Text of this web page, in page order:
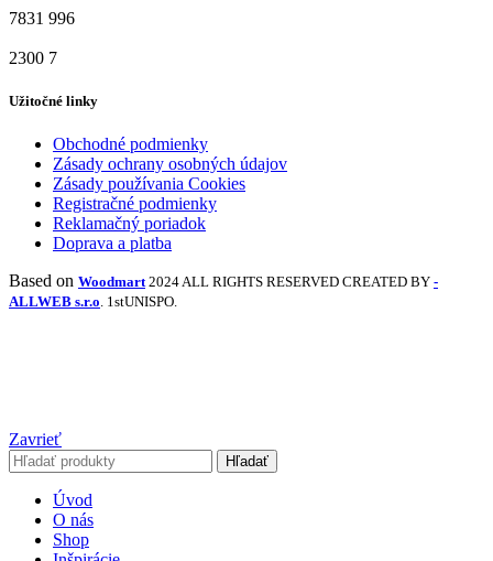
7831 996
2300 7
Užitočné linky
Obchodné podmienky
Zásady ochrany osobných údajov
Zásady používania Cookies
Registračné podmienky
Reklamačný poriadok
Doprava a platba
Based on Woodmart 2024 ALL RIGHTS RESERVED CREATED BY -
ALLWEB s.r.o. 1stUNISPO.
Zavrieť
Hľadať
Úvod
O nás
Shop